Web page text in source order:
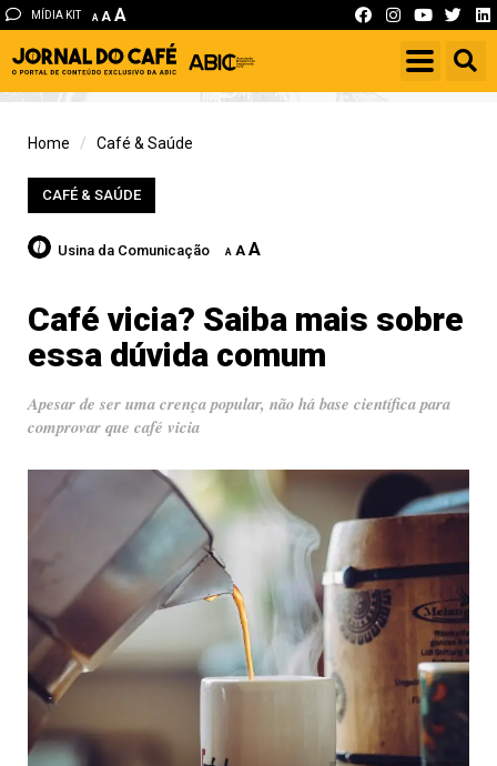
MÍDIA KIT A A A
Home Café & Saúde
CAFÉ & SAÚDE
Usina da Comunicação A A A
Café vicia? Saiba mais sobre
essa dúvida comum
Apesar de ser uma crença popular, não há base científica para
comprovar que café vicia